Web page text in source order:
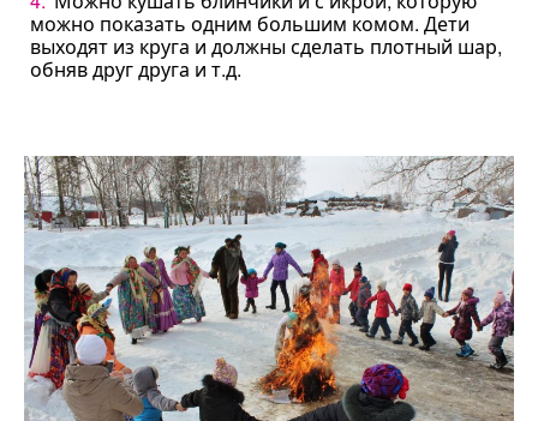
можно показать одним большим комом. Дети
выходят из круга и должны сделать плотный шар,
обняв друг друга и т.д.